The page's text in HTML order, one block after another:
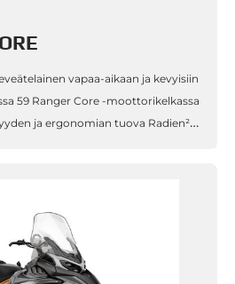
vapaa-aikaan ja kevyisiin
59 Ranger Core -moottorikelkassa
ja ergonomian tuova Radien²-